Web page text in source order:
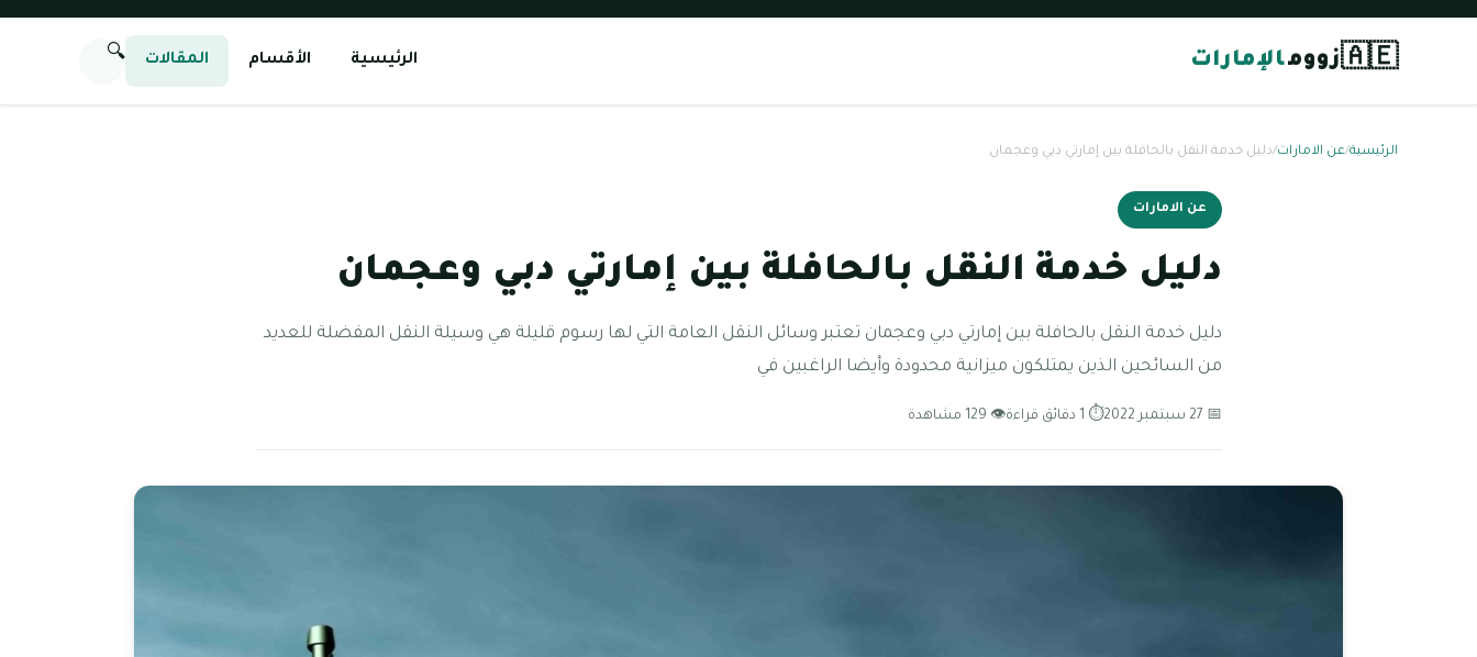
🇦🇪زوومالإمارات الرئيسية الأقسام المقالات 🔍
الرئيسية/عن الامارات/دليل خدمة النقل بالحافلة بين إمارتي دبي وعجمان
عن الامارات
دليل خدمة النقل بالحافلة بين إمارتي دبي وعجمان
دليل خدمة النقل بالحافلة بين إمارتي دبي وعجمان تعتبر وسائل النقل العامة التي لها رسوم قليلة هي وسيلة النقل المفضلة للعديد
من السائحين الذين يمتلكون ميزانية محدودة وأيضا الراغبين في
📅 27 سبتمبر 2022 ⏱ 1 دقائق قراءة 👁 129 مشاهدة